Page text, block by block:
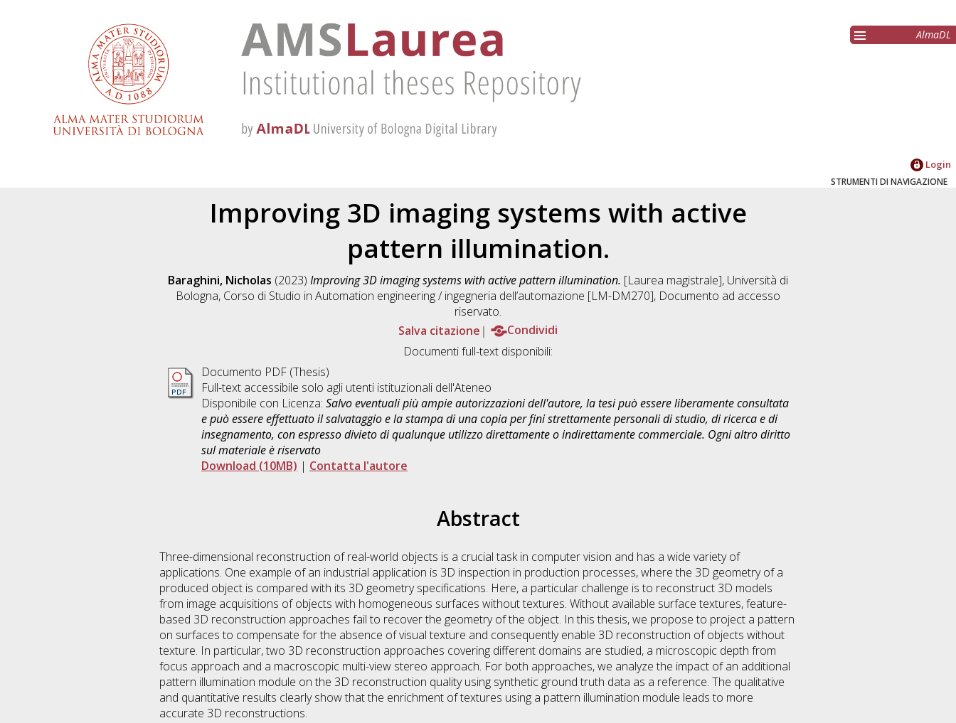
AlmaDL
Login
STRUMENTI DI NAVIGAZIONE
Improving 3D imaging systems with active
pattern illumination.
Baraghini, Nicholas (2023) Improving 3D imaging systems with active pattern illumination. [Laurea magistrale], Università di
Bologna, Corso di Studio in Automation engineering / ingegneria dell’automazione [LM-DM270], Documento ad accesso
riservato.
Salva citazione
Condividi
Documenti full-text disponibili:
Documento PDF (Thesis)
Full-text accessibile solo agli utenti istituzionali dell'Ateneo
Disponibile con Licenza: Salvo eventuali più ampie autorizzazioni dell'autore, la tesi può essere liberamente consultata
e può essere effettuato il salvataggio e la stampa di una copia per fini strettamente personali di studio, di ricerca e di
insegnamento, con espresso divieto di qualunque utilizzo direttamente o indirettamente commerciale. Ogni altro diritto
sul materiale è riservato
Download (10MB) | Contatta l'autore
Abstract
Three-dimensional reconstruction of real-world objects is a crucial task in computer vision and has a wide variety of
applications. One example of an industrial application is 3D inspection in production processes, where the 3D geometry of a
produced object is compared with its 3D geometry specifications. Here, a particular challenge is to reconstruct 3D models
from image acquisitions of objects with homogeneous surfaces without textures. Without available surface textures, feature-
based 3D reconstruction approaches fail to recover the geometry of the object. In this thesis, we propose to project a pattern
on surfaces to compensate for the absence of visual texture and consequently enable 3D reconstruction of objects without
texture. In particular, two 3D reconstruction approaches covering different domains are studied, a microscopic depth from
focus approach and a macroscopic multi-view stereo approach. For both approaches, we analyze the impact of an additional
pattern illumination module on the 3D reconstruction quality using synthetic ground truth data as a reference. The qualitative
and quantitative results clearly show that the enrichment of textures using a pattern illumination module leads to more
accurate 3D reconstructions.